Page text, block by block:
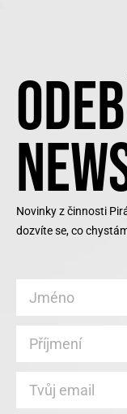
Novinky z činnosti
dozvíte se, co